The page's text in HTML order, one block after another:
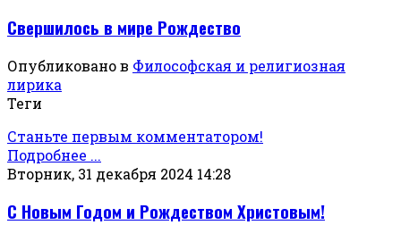
Свершилось в мире Рождество
Опубликовано в Философская и религиозная
лирика
Теги
Станьте первым комментатором!
Подробнее ...
Вторник, 31 декабря 2024 14:28
С Новым Годом и Рождеством Христовым!